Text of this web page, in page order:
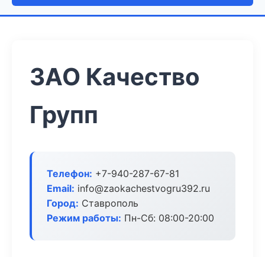
ЗАО Качество
Групп
Телефон: +7-940-287-67-81
Email: info@zaokachestvogru392.ru
Город: Ставрополь
Режим работы: Пн-Сб: 08:00-20:00